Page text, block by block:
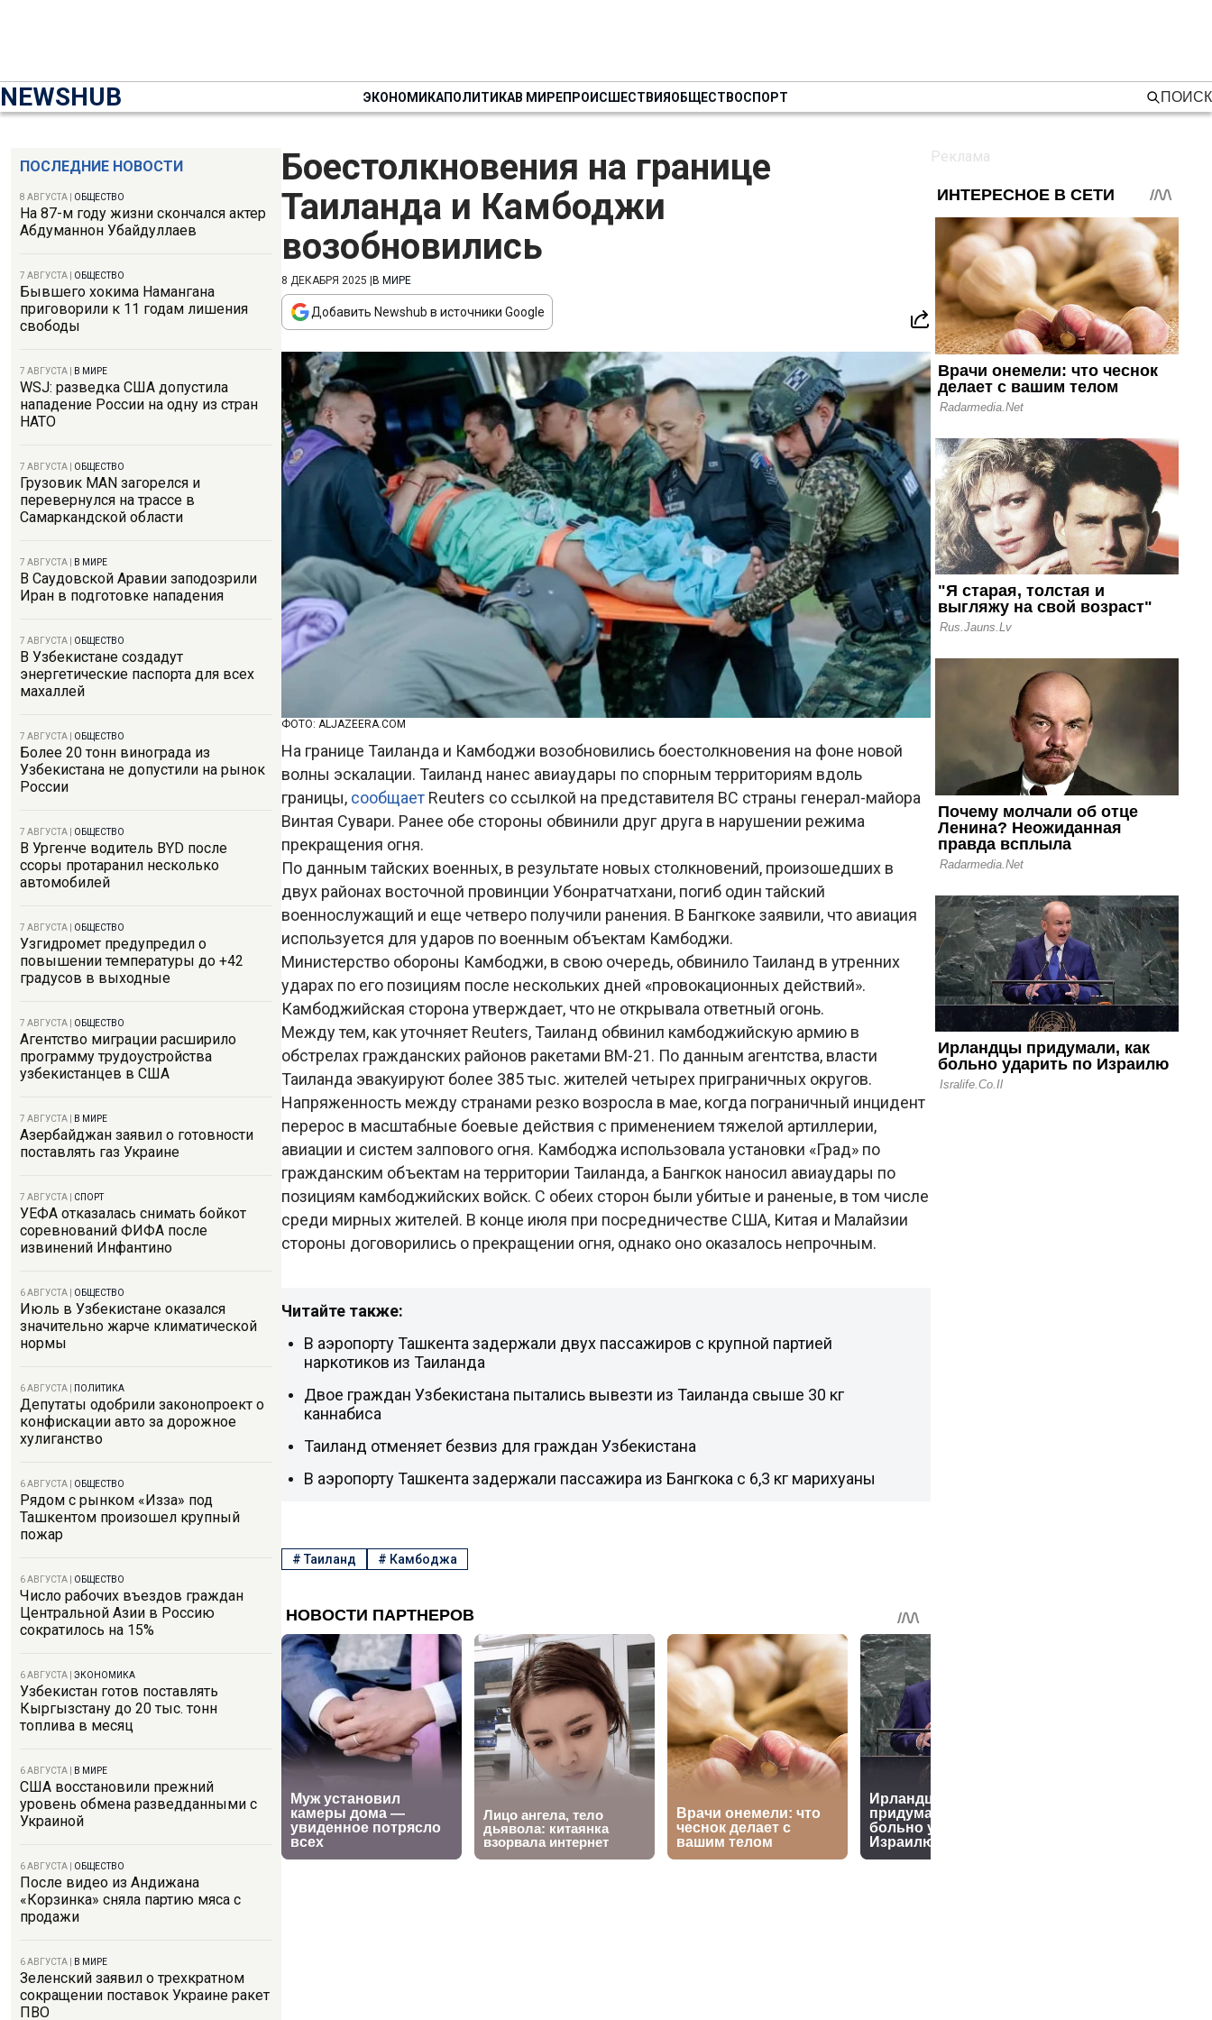
NEWSHUB ЭКОНОМИКАПОЛИТИКАВ МИРЕПРОИСШЕСТВИЯОБЩЕСТВОСПОРТ ПОИСК
ПОСЛЕДНИЕ НОВОСТИ
8 АВГУСТА ОБЩЕСТВО
На 87-м году жизни скончался актер
Абдуманнон Убайдуллаев
7 АВГУСТА ОБЩЕСТВО
Бывшего хокима Намангана
приговорили к 11 годам лишения
свободы
7 АВГУСТА В МИРЕ
WSJ: разведка США допустила
нападение России на одну из стран
НАТО
7 АВГУСТА ОБЩЕСТВО
Грузовик MAN загорелся и
перевернулся на трассе в
Самаркандской области
7 АВГУСТА В МИРЕ
В Саудовской Аравии заподозрили
Иран в подготовке нападения
7 АВГУСТА ОБЩЕСТВО
В Узбекистане создадут
энергетические паспорта для всех
махаллей
7 АВГУСТА ОБЩЕСТВО
Более 20 тонн винограда из
Узбекистана не допустили на рынок
России
7 АВГУСТА ОБЩЕСТВО
В Ургенче водитель BYD после
ссоры протаранил несколько
автомобилей
7 АВГУСТА ОБЩЕСТВО
Узгидромет предупредил о
повышении температуры до +42
градусов в выходные
7 АВГУСТА ОБЩЕСТВО
Агентство миграции расширило
программу трудоустройства
узбекистанцев в США
7 АВГУСТА В МИРЕ
Азербайджан заявил о готовности
поставлять газ Украине
7 АВГУСТА СПОРТ
УЕФА отказалась снимать бойкот
соревнований ФИФА после
извинений Инфантино
6 АВГУСТА ОБЩЕСТВО
Июль в Узбекистане оказался
значительно жарче климатической
нормы
6 АВГУСТА ПОЛИТИКА
Депутаты одобрили законопроект о
конфискации авто за дорожное
хулиганство
6 АВГУСТА ОБЩЕСТВО
Рядом с рынком «Изза» под
Ташкентом произошел крупный
пожар
6 АВГУСТА ОБЩЕСТВО
Число рабочих въездов граждан
Центральной Азии в Россию
сократилось на 15%
6 АВГУСТА ЭКОНОМИКА
Узбекистан готов поставлять
Кыргызстану до 20 тыс. тонн
топлива в месяц
6 АВГУСТА В МИРЕ
США восстановили прежний
уровень обмена разведданными с
Украиной
6 АВГУСТА ОБЩЕСТВО
После видео из Андижана
«Корзинка» сняла партию мяса с
продажи
6 АВГУСТА В МИРЕ
Зеленский заявил о трехкратном
сокращении поставок Украине ракет
ПВО
Боестолкновения на границе
Таиланда и Камбоджи
возобновились
8 ДЕКАБРЯ 2025 В МИРЕ
Добавить Newshub в источники Google
ФОТО: ALJAZEERA.COM
На границе Таиланда и Камбоджи возобновились боестолкновения на фоне новой
волны эскалации. Таиланд нанес авиаудары по спорным территориям вдоль
границы, сообщает Reuters со ссылкой на представителя ВС страны генерал-майора
Винтая Сувари. Ранее обе стороны обвинили друг друга в нарушении режима
прекращения огня.
По данным тайских военных, в результате новых столкновений, произошедших в
двух районах восточной провинции Убонратчатхани, погиб один тайский
военнослужащий и еще четверо получили ранения. В Бангкоке заявили, что авиация
используется для ударов по военным объектам Камбоджи.
Министерство обороны Камбоджи, в свою очередь, обвинило Таиланд в утренних
ударах по его позициям после нескольких дней «провокационных действий».
Камбоджийская сторона утверждает, что не открывала ответный огонь.
Между тем, как уточняет Reuters, Таиланд обвинил камбоджийскую армию в
обстрелах гражданских районов ракетами BM-21. По данным агентства, власти
Таиланда эвакуируют более 385 тыс. жителей четырех приграничных округов.
Напряженность между странами резко возросла в мае, когда пограничный инцидент
перерос в масштабные боевые действия с применением тяжелой артиллерии,
авиации и систем залпового огня. Камбоджа использовала установки «Град» по
гражданским объектам на территории Таиланда, а Бангкок наносил авиаудары по
позициям камбоджийских войск. С обеих сторон были убитые и раненые, в том числе
среди мирных жителей. В конце июля при посредничестве США, Китая и Малайзии
стороны договорились о прекращении огня, однако оно оказалось непрочным.
Читайте также:
В аэропорту Ташкента задержали двух пассажиров с крупной партией
наркотиков из Таиланда
Двое граждан Узбекистана пытались вывезти из Таиланда свыше 30 кг
каннабиса
Таиланд отменяет безвиз для граждан Узбекистана
В аэропорту Ташкента задержали пассажира из Бангкока с 6,3 кг марихуаны
#Таиланд # Камбоджа